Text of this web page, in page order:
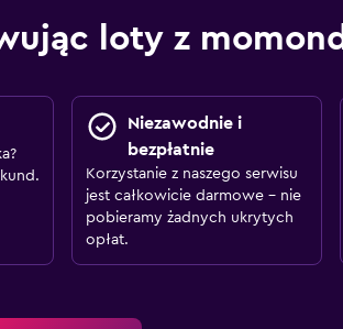
loty z
Niezawodnie i
bezpłatnie
Korzystanie z naszego serwisu
jest całkowicie darmowe – nie
pobieramy żadnych ukrytych
opłat.